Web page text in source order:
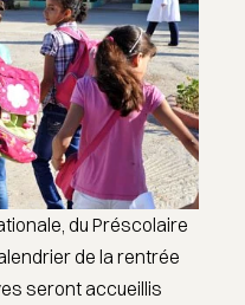
du Préscolaire
de la rentrée
seront accueillis